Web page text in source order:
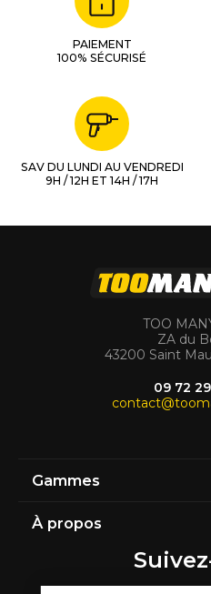
PAIEMENT
100% SÉCURISÉ
SAV DU LUNDI AU VENDREDI
9H / 12H ET 14H / 17H
TOO
ZA du
43200 Saint
09 72
Gammes
À propos